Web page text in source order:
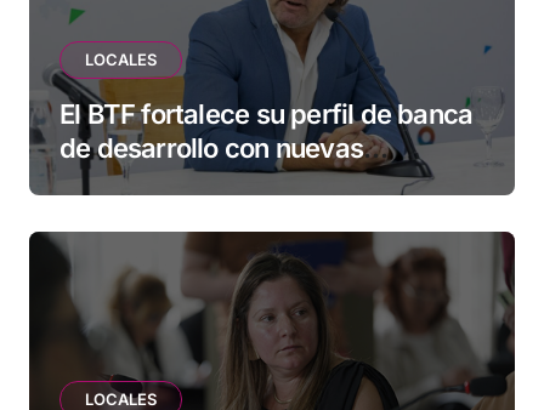
LOCALES
El BTF fortalece su perfil de banca
de desarrollo con nuevas
herramientas para familias y
LOCALES